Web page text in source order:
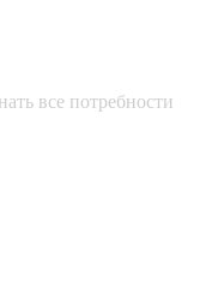
все потребности